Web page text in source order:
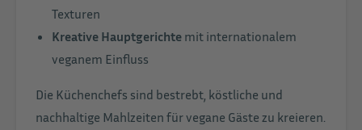
Texturen
Kreative Hauptgerichte mit internationalem
veganem Einfluss
Die Küchenchefs sind bestrebt, köstliche und
nachhaltige Mahlzeiten für vegane Gäste zu kreieren.